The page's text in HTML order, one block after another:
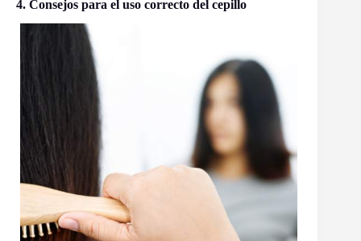
4. Consejos para el uso correcto del cepillo